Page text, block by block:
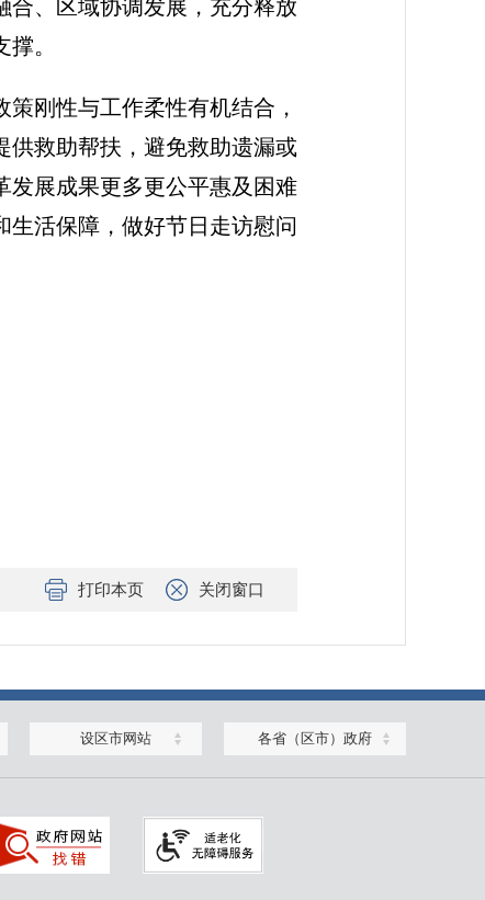
合、区域协调发展，充分释放
。
刚性与工作柔性有机结合，
供救助帮扶，避免救助遗漏或
发展成果更多更公平惠及困难
活保障，做好节日走访慰问
打印本页 关闭窗口
设区市网站 各省（区市）政府